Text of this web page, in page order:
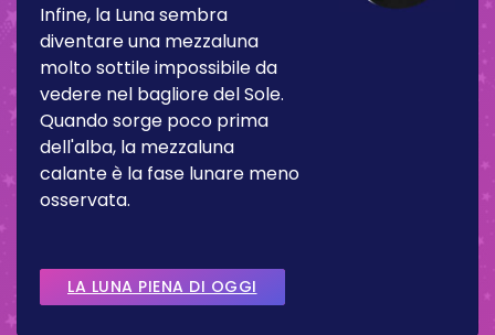
Infine, la Luna sembra
diventare una mezzaluna
molto sottile impossibile da
vedere nel bagliore del Sole.
Quando sorge poco prima
dell'alba, la mezzaluna
calante è la fase lunare meno
osservata.
LA LUNA PIENA DI OGGI